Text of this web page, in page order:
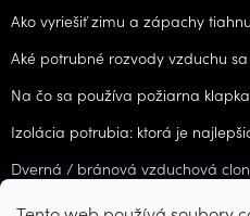
Ako vyriešiť zimu a zápachy
Aké potrubné rozvody vzduchu
Na čo sa používa požiarna
Izolácia potrubia: ktorá je
Dverná / bránová vzduchová